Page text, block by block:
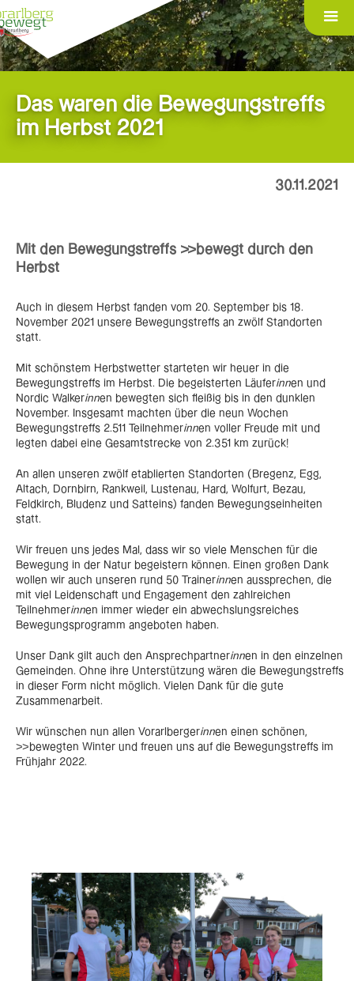
Das waren die Bewegungstreffs
im Herbst 2021
30.11.2021
Mit den Bewegungstreffs >>bewegt durch den
Herbst
Auch in diesem Herbst fanden vom 20. September bis 18.
November 2021 unsere Bewegungstreffs an zwölf Standorten
statt.
Mit schönstem Herbstwetter starteten wir heuer in die
Bewegungstreffs im Herbst. Die begeisterten Läuferinnen und
Nordic Walkerinnen bewegten sich fleißig bis in den dunklen
November. Insgesamt machten über die neun Wochen
Bewegungstreffs 2.511 Teilnehmerinnen voller Freude mit und
legten dabei eine Gesamtstrecke von 2.351 km zurück!
An allen unseren zwölf etablierten Standorten (Bregenz, Egg,
Altach, Dornbirn, Rankweil, Lustenau, Hard, Wolfurt, Bezau,
Feldkirch, Bludenz und Satteins) fanden Bewegungseinheiten
statt.
Wir freuen uns jedes Mal, dass wir so viele Menschen für die
Bewegung in der Natur begeistern können. Einen großen Dank
wollen wir auch unseren rund 50 Trainerinnen aussprechen, die
mit viel Leidenschaft und Engagement den zahlreichen
Teilnehmerinnen immer wieder ein abwechslungsreiches
Bewegungsprogramm angeboten haben.
Unser Dank gilt auch den Ansprechpartnerinnen in den einzelnen
Gemeinden. Ohne ihre Unterstützung wären die Bewegungstreffs
in dieser Form nicht möglich. Vielen Dank für die gute
Zusammenarbeit.
Wir wünschen nun allen Vorarlbergerinnen einen schönen,
>>bewegten Winter und freuen uns auf die Bewegungstreffs im
Frühjahr 2022.